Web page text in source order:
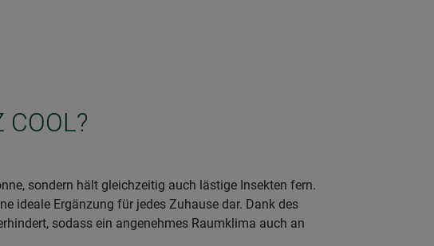
COOL?
sondern hält gleichzeitig auch lästige Insekten fern.
ideale Ergänzung für jedes Zuhause dar. Dank des
sodass ein angenehmes Raumklima auch an